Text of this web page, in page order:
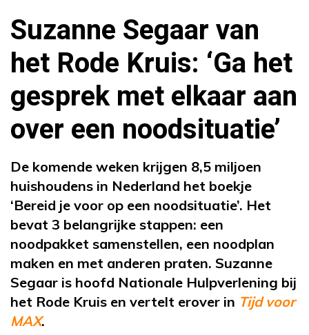
Suzanne Segaar van
het Rode Kruis: ‘Ga het
gesprek met elkaar aan
over een noodsituatie’
De komende weken krijgen 8,5 miljoen
huishoudens in Nederland het boekje
‘Bereid je voor op een noodsituatie’. Het
bevat 3 belangrijke stappen: een
noodpakket samenstellen, een noodplan
maken en met anderen praten. Suzanne
Segaar is hoofd Nationale Hulpverlening bij
het Rode Kruis en vertelt erover in Tijd voor
MAX.